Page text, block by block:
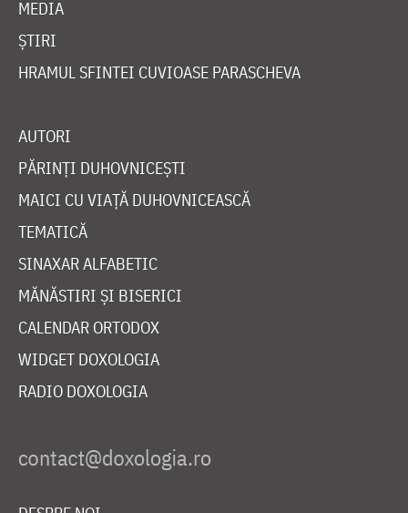
MEDIA
ȘTIRI
HRAMUL SFINTEI CUVIOASE PARASCHEVA
AUTORI
PĂRINȚI DUHOVNICEȘTI
MAICI CU VIAȚĂ DUHOVNICEASCĂ
TEMATICĂ
SINAXAR ALFABETIC
MĂNĂSTIRI ȘI BISERICI
CALENDAR ORTODOX
WIDGET DOXOLOGIA
RADIO DOXOLOGIA